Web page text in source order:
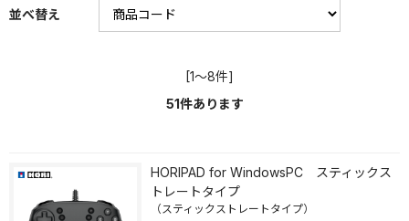
並べ替え
[1～8件]
51件あります
HORIPAD for WindowsPC スティックス
トレートタイプ
（スティックストレートタイプ）